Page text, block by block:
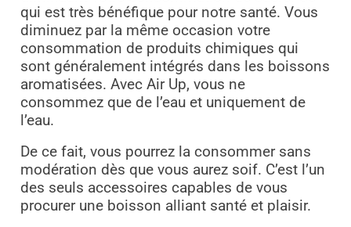
qui est très bénéfique pour notre santé. Vous
diminuez par la même occasion votre
consommation de produits chimiques qui
sont généralement intégrés dans les boissons
aromatisées. Avec Air Up, vous ne
consommez que de l’eau et uniquement de
l’eau.
De ce fait, vous pourrez la consommer sans
modération dès que vous aurez soif. C’est l’un
des seuls accessoires capables de vous
procurer une boisson alliant santé et plaisir.